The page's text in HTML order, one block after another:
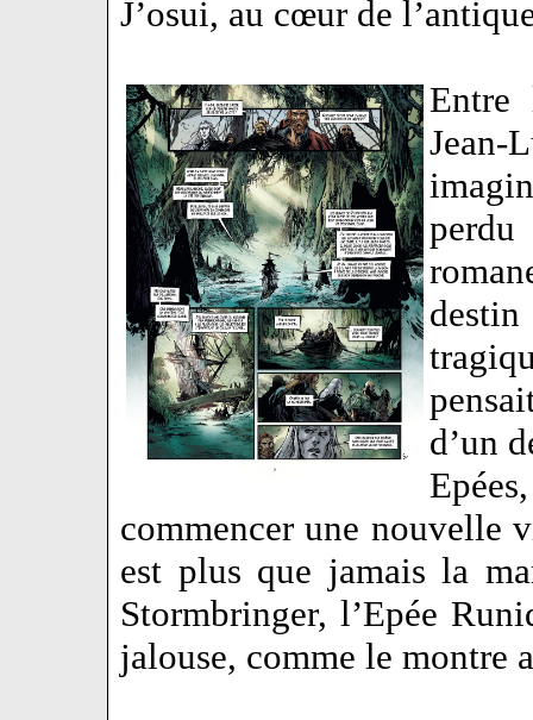
J’osui, au cœur de
Entre
Jean-
d’un
commencer une nouvelle
est plus que jamais la
Stormbringer, l’Epée
jalouse, comme le montre